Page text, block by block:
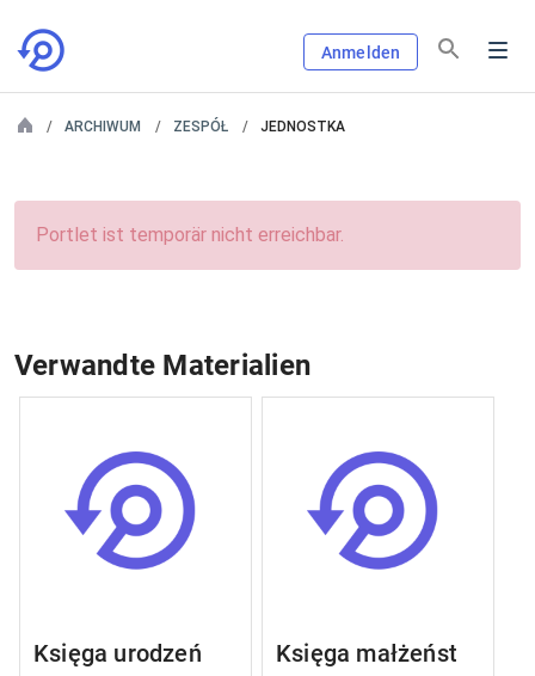
Anmelden
ARCHIWUM ZESPÓŁ JEDNOSTKA
Portlet ist temporär nicht erreichbar.
Verwandte Materialien
Księga urodzeń Księga małżeństw